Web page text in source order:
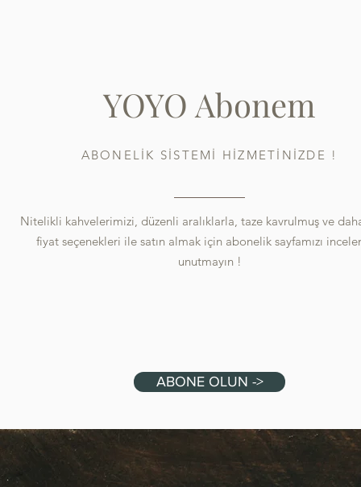
YOYO Abonem
ABONELİK SİSTEMİ HİZMETİNİZDE !
Nitelikli kahvelerimizi, düzenli aralıklarla, taze kavrulmuş ve
fiyat seçenekleri ile satın almak için abonelik sayfamızı
unutmayın !
ABONE OLUN ->